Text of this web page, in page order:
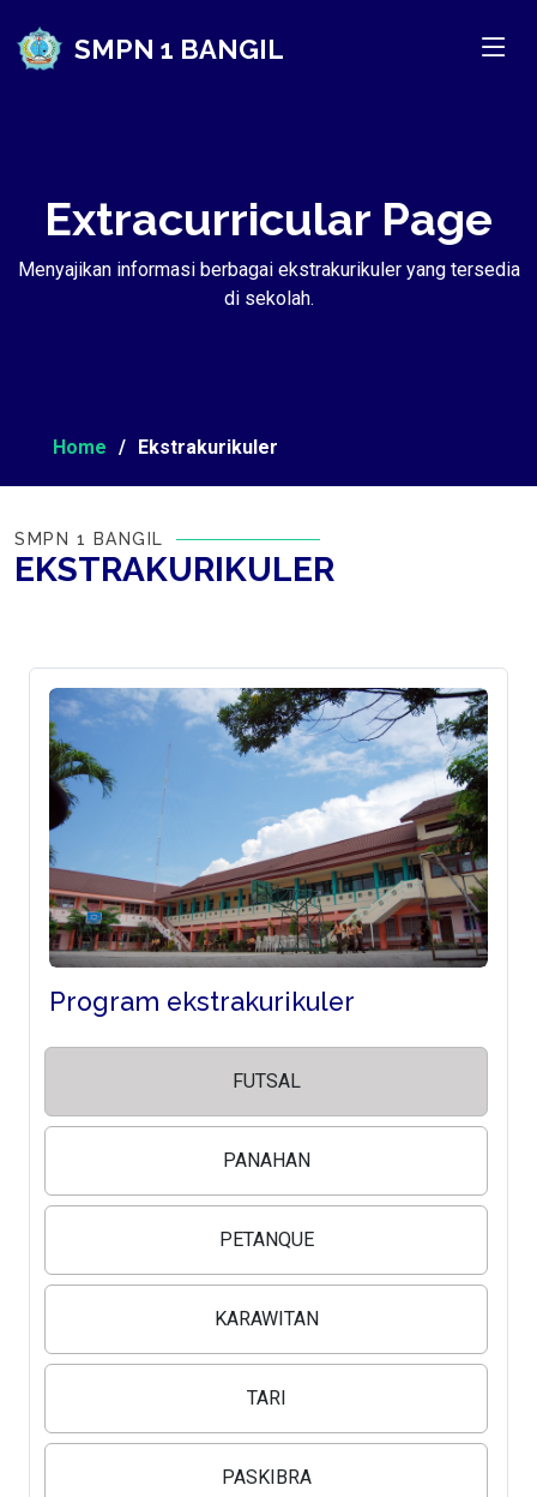
SMPN 1 BANGIL
Extracurricular Page
Menyajikan informasi berbagai ekstrakurikuler yang tersedia
di sekolah.
Home Ekstrakurikuler
SMPN 1 BANGIL
EKSTRAKURIKULER
Program ekstrakurikuler
FUTSAL
PANAHAN
PETANQUE
KARAWITAN
TARI
PASKIBRA